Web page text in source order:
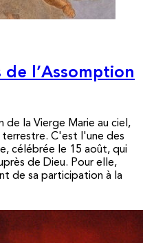
de l’Assomption
la Vierge Marie au ciel,
terrestre. C'est l'une des
célébrée le 15 août, qui
de Dieu. Pour elle,
de sa participation à la